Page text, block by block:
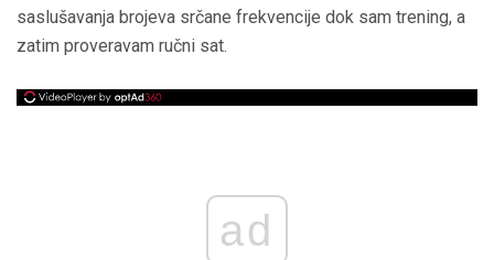
saslušavanja brojeva srčane frekvencije dok sam trening, a
zatim proveravam ručni sat.
ad